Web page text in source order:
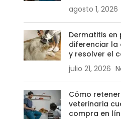
agosto 1, 2026
Dermatitis en
diferenciar la
y resolver el
julio 21, 2026
Cómo
veterinaria
compra en